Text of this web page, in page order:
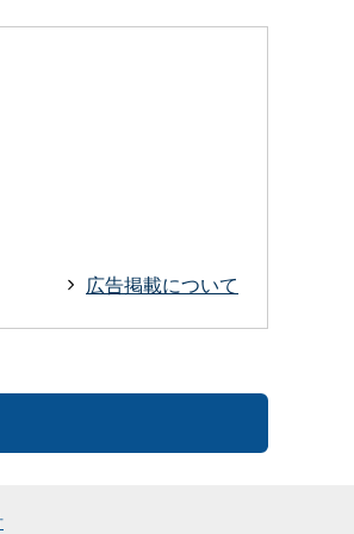
広告掲載について